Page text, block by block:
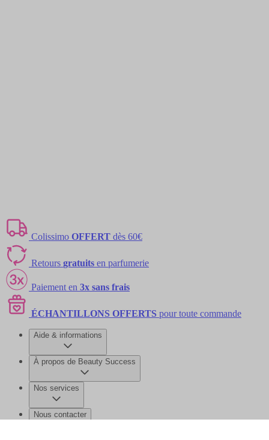
Colissimo OFFERT dès 60€
Retours gratuits en parfumerie
Paiement en 3x sans frais
ÉCHANTILLONS OFFERTS pour toute commande
Aide & informations
À propos de Beauty Success
Nos services
Nous contacter